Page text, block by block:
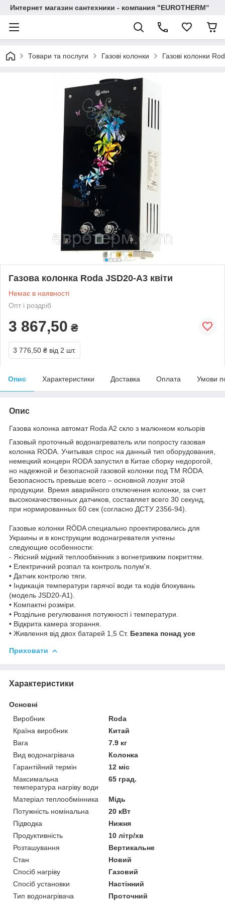
Интернет магазин сантехники - компания "EUROTHERM"
Товари та послуги Газові колонки Газові колонки
Газова колонка Roda JSD20-A3 квіти
Немає в наявності
Опт і роздріб
3 867,50 ₴
3 776,50 ₴ від 2 шт.
Опис Характеристики Доставка Оплата Умови
Опис
Газова колонка автомат Roda A2 скло з малюнком кольорів
Газовый проточный водонагреватель или попросту газовая
колонка RODA. Учитывая спрос на данный тип оборудования,
немецкий концерн RODA запустил в Китае сборку недорогой,
но надежной и безопасной газовой колонки под ТМ RÖDA.
Безопасность превыше всего – основной лозунг этой
продукции. Время аварийного отключения колонки, за счет
высококачественных датчиков, составляет всего 30 секунд,
при нормированных 60 сек (согласно ДСТУ 2356-94).
Газовые колонки RÖDA специально проектировались для
Украины и в конструкции водонагревателя учтены
следующие особенности:
- Якісний мідний теплообмінник з вогнетривким покриттям.
• Електричний розпал та контроль полум'я.
• Датчик контролю тяги.
• Індикація температури гарячої води та кодів блокувань
(модель JSD20-А1).
• Компактні розміри.
• Роздільне регулювання потужності і температури.
• Відкрита камера згорання.
• Живлення від двох батарей 1,5 Ст. Безпека понад усе
Приховати
Характеристики
Основні
Виробник
Roda
Країна виробник
Китай
Вага
7.9 кг
Вид водонагрівача
Колонка
Гарантійний термін
12 міс
Максимальна
температура нагріву води
65 град.
Матеріал теплообмінника
Мідь
Потужність номінальна
20 кВт
Підводка
Нижня
Продуктивність
10 літр/хв
Розташування
Вертикальне
Стан
Новий
Спосіб нагріву
Газовий
Спосіб установки
Настінний
Тип водонагрівача
Проточний